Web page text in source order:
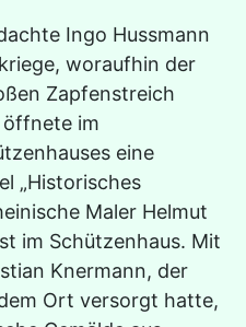
Ingo Hussmann
woraufhin der
Zapfenstreich
öffnete im
eine
„Historisches
Maler Helmut
im Schützenhaus. Mit
Knermann, der
Ort versorgt hatte,